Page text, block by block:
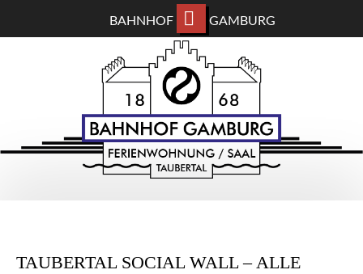
BAHNHOF GAMBURG
BAHNHOF GAMBURG
Ferienwohnung und Eventsaal im Taubertal
TAUBERTAL SOCIAL WALL – ALLE